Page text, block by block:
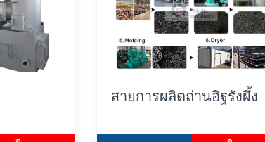
สายการผลิตถ่านอิฐรังผึ้ง